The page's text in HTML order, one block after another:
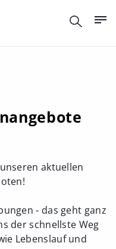
aktuellen
- das geht ganz
der schnellste Weg
Lebenslauf und